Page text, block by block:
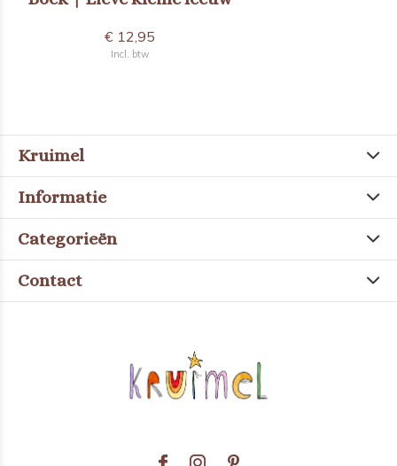
€ 12,95
Incl. btw
Kruimel
Informatie
Categorieën
Contact